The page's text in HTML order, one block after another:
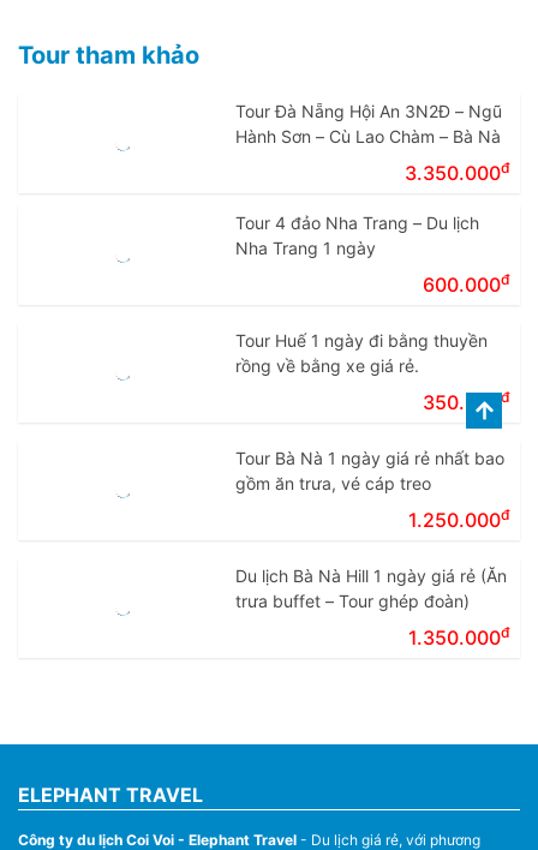
Tour tham khảo
Tour Đà Nẵng Hội An 3N2Đ – Ngũ
Hành Sơn – Cù Lao Chàm – Bà Nà
3.350.000đ
Tour 4 đảo Nha Trang – Du lịch
Nha Trang 1 ngày
600.000đ
Tour Huế 1 ngày đi bằng thuyền
rồng về bằng xe giá rẻ.
350.000 đ
Tour Bà Nà 1 ngày giá rẻ nhất bao
gồm ăn trưa, vé cáp treo
1.250.000đ
Du lịch Bà Nà Hill 1 ngày giá rẻ (Ăn
trưa buffet – Tour ghép đoàn)
1.350.000đ
ELEPHANT TRAVEL
Công ty du lịch Coi Voi - Elephant Travel - Du lịch giá rẻ, với phương